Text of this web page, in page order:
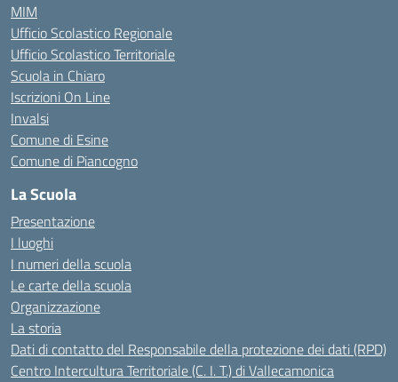
MIM
Ufficio Scolastico Regionale
Ufficio Scolastico Territoriale
Scuola in Chiaro
Iscrizioni On Line
Invalsi
Comune di Esine
Comune di Piancogno
La Scuola
Presentazione
I luoghi
I numeri della scuola
Le carte della scuola
Organizzazione
La storia
Dati di contatto del Responsabile della protezione dei dati (RPD)
Centro Intercultura Territoriale (C. I. T.) di Vallecamonica